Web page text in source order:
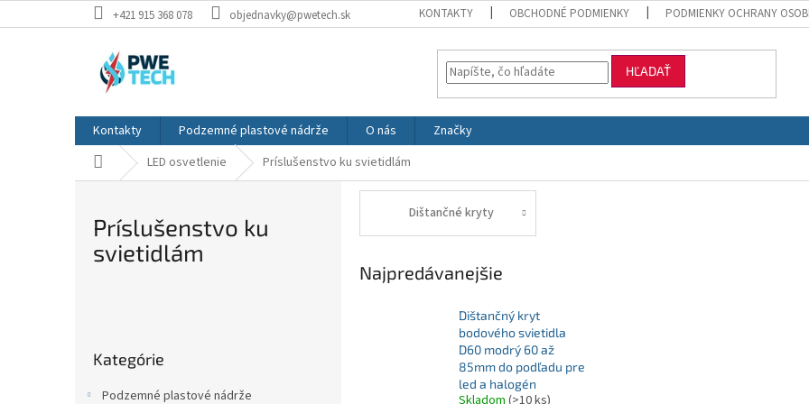
na
+421 915 368 078 objednavky@pwetech.sk KONTAKTY OBCHODNÉ PODMIENKY PODMIENKY OCHRANY
HĽADAŤ
Kontakty Podzemné plastové nádrže O nás
Značky
DomovLED osvetlenie Príslušenstvo ku svietidlám
Príslušenstvo ku
svietidlám
kategórie
Kategórie
Podzemné plastové nádrže
Dištančné kryty
Najpredávanejšie
Dištančný kryt
bodového svietidla
D60 modrý 60 až
85mm do podľadu pre
led a halogén
Skladom (>10 ks)